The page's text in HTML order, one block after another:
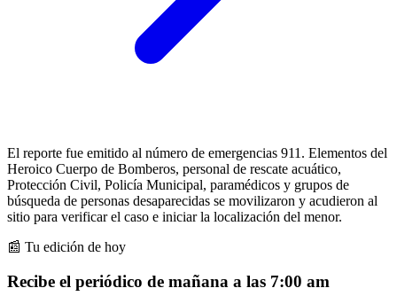
El reporte fue emitido al número de emergencias 911. Elementos del
Heroico Cuerpo de Bomberos, personal de rescate acuático,
Protección Civil, Policía Municipal, paramédicos y grupos de
búsqueda de personas desaparecidas se movilizaron y acudieron al
sitio para verificar el caso e iniciar la localización del menor.
📰 Tu edición de hoy
Recibe el periódico de mañana a las 7:00 am